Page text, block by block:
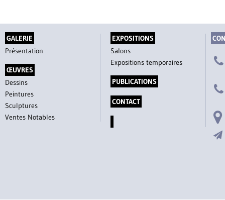
GALERIE
Présentation
ŒUVRES
Dessins
Peintures
Sculptures
Ventes Notables
EXPOSITIONS
Salons
Expositions temporaires
PUBLICATIONS
CONTACT